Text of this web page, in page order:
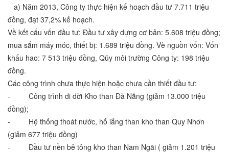
a) Năm 2013, Công ty thực hiện kế hoạch đầu tư 7.711 triệu
đồng, đạt 37,2% kế hoạch.
Về kết cấu vốn đầu tư: Đầu tư xây dựng cơ bản: 5.608 triệu đồng;
mua sắm máy móc, thiết bị: 1.689 triệu đồng. Vè nguồn vốn: Vốn
khấu hao: 7 513 triệu đồng, Qũy môi trường Công ty: 198 triệu
đồng.
Các công trình chưa thực hiện hoặc chưa cần thiết đầu tư:
- Công trình di dời Kho than Đà Nẵng (giảm 13.000 triệu
đồng);
- Hệ thống thoát nước, hố lắng than kho than Quy Nhơn
(giảm 677 triệu đồng)
- Đầu tư nền bê tông kho than Nam Ngãi ( giảm 1.201 triệu